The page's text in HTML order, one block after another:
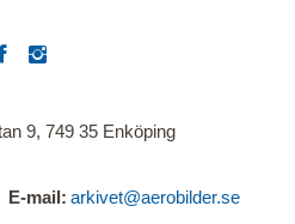
9, 749 35 Enköping
E-mail arkivet@aerobilder.se